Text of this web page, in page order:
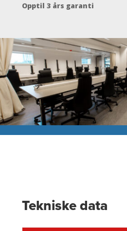
Opptil 3 års garanti
Tekniske data